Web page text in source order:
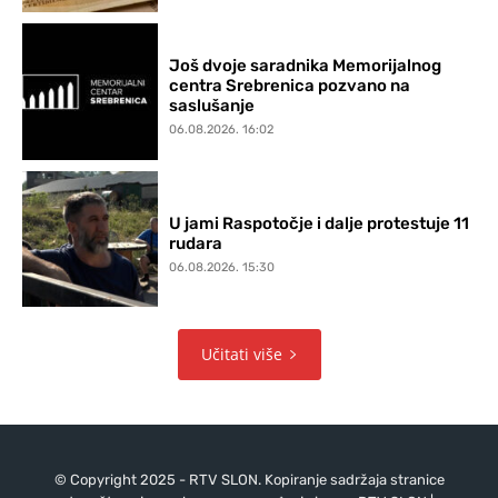
Još dvoje saradnika Memorijalnog
centra Srebrenica pozvano na
saslušanje
06.08.2026. 16:02
U jami Raspotočje i dalje protestuje 11
rudara
06.08.2026. 15:30
Učitati više
© Copyright 2025 - RTV SLON. Kopiranje sadržaja stranice